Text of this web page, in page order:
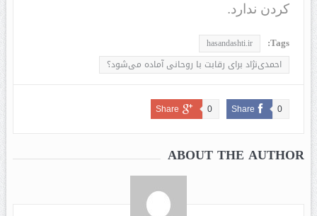
کردن ندارد.
Tags:
hasandashti.ir
احمدی‌نژاد برای رقابت با روحانی آماده می‌‌شود؟
Share 0
Share 0
ABOUT THE AUTHOR